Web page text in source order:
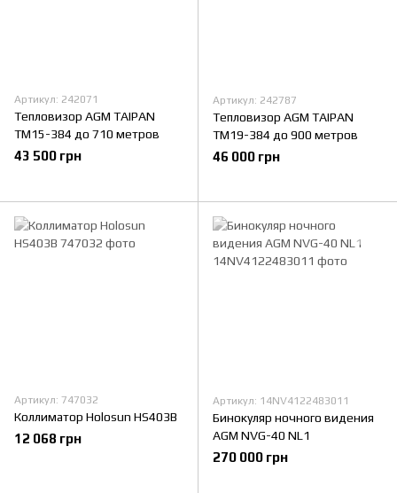
Артикул: 242071
Тепловизор AGM TAIPAN
TM15-384 до 710 метров
43 500 грн
Артикул: 242787
Тепловизор AGM TAIPAN
TM19-384 до 900 метров
46 000 грн
Артикул: 747032
Коллиматор Holosun HS403B
12 068 грн
Артикул: 14NV4122483011
Бинокуляр ночного видения
AGM NVG-40 NL1
270 000 грн